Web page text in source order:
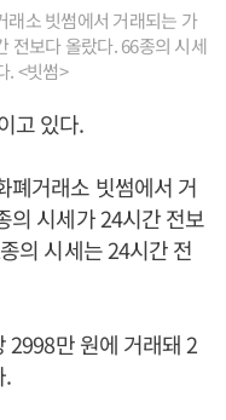
소 빗썸에서 거래되는 가
전보다 올랐다. 66종의 시세
. <빗썸>
고 있다.
폐거래소 빗썸에서 거
의 시세가 24시간 전보
의 시세는 24시간 전
2998만 원에 거래돼 2
.